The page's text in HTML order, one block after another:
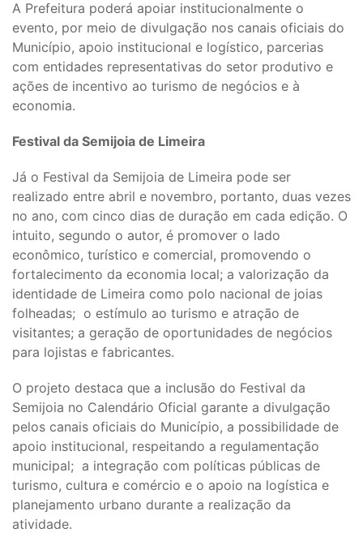
A Prefeitura poderá apoiar institucionalmente o
evento, por meio de divulgação nos canais oficiais do
Município, apoio institucional e logístico, parcerias
com entidades representativas do setor produtivo e
ações de incentivo ao turismo de negócios e à
economia.
Festival da Semijoia de Limeira
Já o Festival da Semijoia de Limeira pode ser
realizado entre abril e novembro, portanto, duas vezes
no ano, com cinco dias de duração em cada edição. O
intuito, segundo o autor, é promover o lado
econômico, turístico e comercial, promovendo o
fortalecimento da economia local; a valorização da
identidade de Limeira como polo nacional de joias
folheadas; o estímulo ao turismo e atração de
visitantes; a geração de oportunidades de negócios
para lojistas e fabricantes.
O projeto destaca que a inclusão do Festival da
Semijoia no Calendário Oficial garante a divulgação
pelos canais oficiais do Município, a possibilidade de
apoio institucional, respeitando a regulamentação
municipal; a integração com políticas públicas de
turismo, cultura e comércio e o apoio na logística e
planejamento urbano durante a realização da
atividade.